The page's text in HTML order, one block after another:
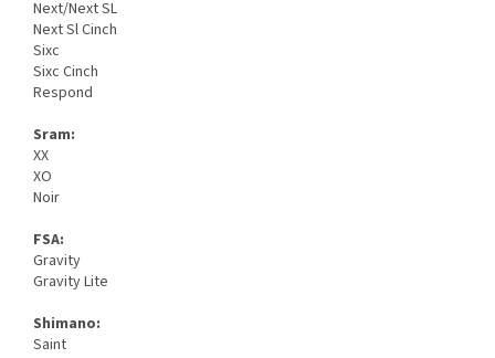
Next/Next SL
Next Sl Cinch
Sixc
Sixc Cinch
Respond
Sram:
XX
XO
Noir
FSA:
Gravity
Gravity Lite
Shimano:
Saint